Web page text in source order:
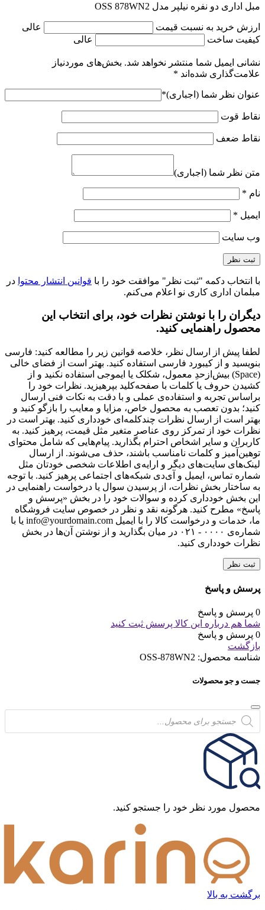
مبل اداری دو نفره نیلپر مدل OSS 878WN2
ارزش خرید به نسبت قیمت
عالی
کیفیت ساخت
عالی
نشانی ایمیل شما منتشر نخواهد شد. بخش‌های موردنیاز
علامت‌گذاری شده‌اند *
عنوان نظر شما (اجباری)*
نقاط قوت
نقاط ضعف
متن نظر شما (اجباری)
نام *
ایمیل *
وب‌ سایت
با انتخاب دکمه "ثبت نظر" موافقت خود را با قوانین انتشار محتوا در
مبلمان اداری کاری نو اعلام می‌کنم.
دیگران را با نوشتن نظرات خود، برای انتخاب این
محصول راهنمایی کنید.
لطفا پیش از ارسال نظر، خلاصه قوانین زیر را مطالعه کنید: فارسی
بنویسید و از کیبورد فارسی استفاده کنید. بهتر است از فضای خالی
(Space) بیش‌از‌حدِ معمول، شکلک یا ایموجی استفاده نکنید و از
کشیدن حروف یا کلمات با صفحه‌کلید بپرهیزید. نظرات خود را
براساس تجربه و استفاده‌ی عملی و با دقت به نکات فنی ارسال
کنید؛ بدون تعصب به محصول خاص، مزایا و معایب را بازگو کنید و
بهتر است از ارسال نظرات چندکلمه‌‌ای خودداری کنید. بهتر است در
نظرات خود از تمرکز روی عناصر متغیر مثل قیمت، پرهیز کنید. به
کاربران و سایر اشخاص احترام بگذارید. پیام‌هایی که شامل محتوای
توهین‌آمیز و کلمات نامناسب باشند، حذف می‌شوند. از ارسال
لینک‌های سایت‌های دیگر و ارایه‌ی اطلاعات شخصی خودتان مثل
شماره تماس، ایمیل و آی‌دی شبکه‌های اجتماعی پرهیز کنید. با توجه
به ساختار بخش نظرات، از پرسیدن سوال یا درخواست راهنمایی در
این بخش خودداری کرده و سوالات خود را در بخش «پرسش و
پاسخ» مطرح کنید. هرگونه نقد و نظر در خصوص سایت فروشگاه
ما، خدمات و درخواست کالا را با ایمیل info@yourdomain.com یا با
شماره‌ی ۰۰۰۰ - ۰۲۱ در میان بگذارید و از نوشتن آن‌ها در بخش
نظرات خودداری کنید.
ثبت نظر
پرسش و پاسخ
0 پرسش و پاسخ
شما هم درباره این کالا پرسش ثبت کنید
0 پرسش و پاسخ
بازگشت
شناسه محصول: OSS-878WN2
جست و جو محصولات
Products
search
محصول مورد نظر خود را جستجو کنید.
برگشت به بالا